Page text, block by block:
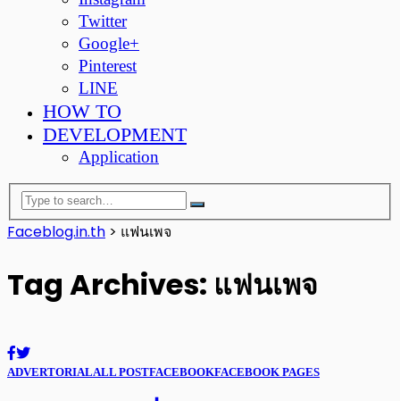
Twitter
Google+
Pinterest
LINE
HOW TO
DEVELOPMENT
Application
Faceblog.in.th > แฟนเพจ
Tag Archives: แฟนเพจ
ADVERTORIALALL POSTFACEBOOKFACEBOOK PAGES